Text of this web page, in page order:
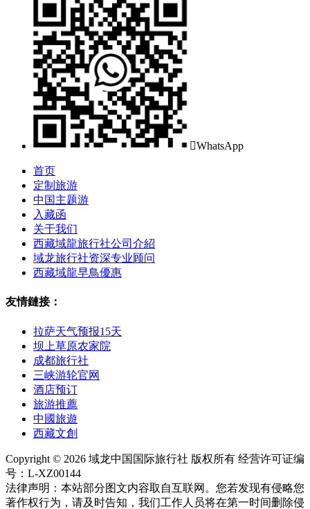
WhatsApp
首页
定制旅游
中国主题游
入藏函
关于我们
西藏域龍旅行社公司介紹
域龙旅行社资深专业顾问
西藏域龍早鳥優惠
友情鏈接：
拉萨天气预报15天
坝上草原农家院
成都旅行社
三峡游轮官网
酒店预订
旅游推薦
中國旅遊
西藏文創
Copyright © 2026 域龙中国国际旅行社 版权所有 经营许可证编
号：L-XZ00144
法律声明：本站部分图文内容取自互联网。您若发现有侵略您
著作权行为，请及时告知，我们工作人员将在第一时间删除侵